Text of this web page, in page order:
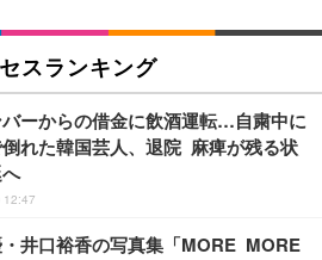
スランキング
ーからの借金に飲酒運転…自粛中に
倒れた韓国芸人、退院 麻痺が残る状
12:47
・井口裕香の写真集「MORE MORE